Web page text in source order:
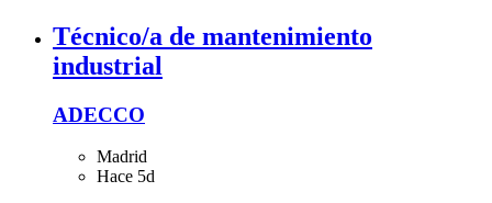
Técnico/a de mantenimiento
industrial
ADECCO
Madrid
Hace 5d